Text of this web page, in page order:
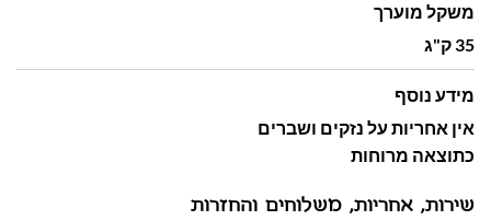
משקל מוערך
35 ק"ג
מידע נוסף
אין אחריות על נזקים ושברים
כתוצאה מרוחות
שירות, אחריות, משלוחים והחזרות